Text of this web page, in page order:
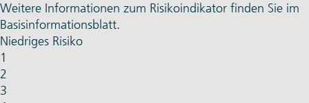
Weitere Informationen zum Risikoindikator finden Sie im
Basisinformationsblatt.
Niedriges Risiko
1
2
3